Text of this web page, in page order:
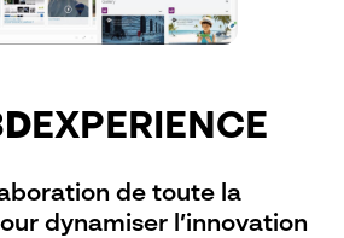
EXPERIENCE
de toute la
dynamiser l’innovation